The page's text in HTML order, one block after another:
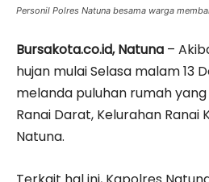
Personil Polres Natuna besama warga
Bursakota.co.id, Natuna –
hujan mulai Selasa malam 13
melanda puluhan rumah
Ranai Darat, Kelurahan Ranai
Natuna.